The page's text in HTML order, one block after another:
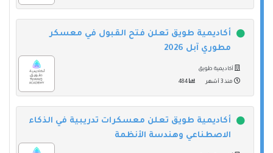
أكاديمية طويق تعلن فتح القبول في معسكر
مطوري آبل 2026
أكاديمية طويق
منذ 3 أشهر
أكاديمية طويق تعلن معسكرات تدريبية في الذكاء
الاصطناعي وهندسة الأنظمة